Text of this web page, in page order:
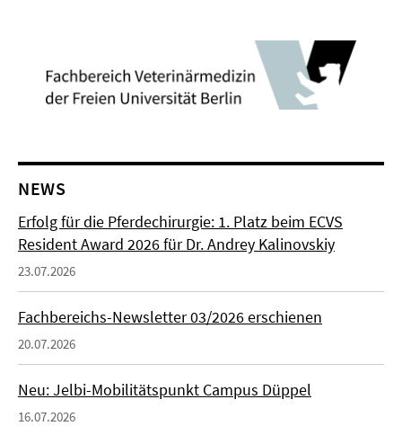
NEWS
Erfolg für die Pferdechirurgie: 1. Platz beim ECVS
Resident Award 2026 für Dr. Andrey Kalinovskiy
23.07.2026
Fachbereichs-Newsletter 03/2026 erschienen
20.07.2026
Neu: Jelbi-Mobilitätspunkt Campus Düppel
16.07.2026